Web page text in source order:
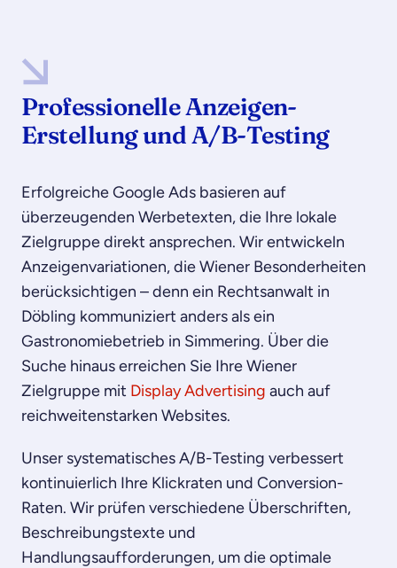
Professionelle Anzeigen-
Erstellung und A/B-Testing
Erfolgreiche Google Ads basieren auf
überzeugenden Werbetexten, die Ihre lokale
Zielgruppe direkt ansprechen. Wir entwickeln
Anzeigenvariationen, die Wiener Besonderheiten
berücksichtigen – denn ein Rechtsanwalt in
Döbling kommuniziert anders als ein
Gastronomiebetrieb in Simmering. Über die
Suche hinaus erreichen Sie Ihre Wiener
Zielgruppe mit Display Advertising auch auf
reichweitenstarken Websites.
Unser systematisches A/B-Testing verbessert
kontinuierlich Ihre Klickraten und Conversion-
Raten. Wir prüfen verschiedene Überschriften,
Beschreibungstexte und
Handlungsaufforderungen, um die optimale